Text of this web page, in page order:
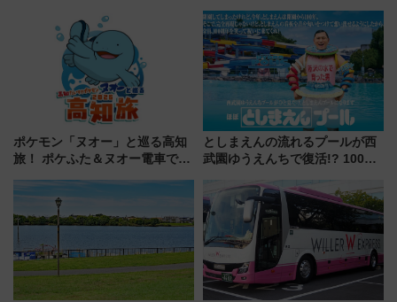
ポケモン「ヌオー」と巡る高知
旅！ ポケふた＆ヌオー電車で楽
路の絶景と絶品グルメを満喫！
（7月18日スタート）
としまえんの流れるプールが西
武園ゆうえんちで復活!? 100周
イダー」に注目 2026年夏は所
沢へ遊びに行こう